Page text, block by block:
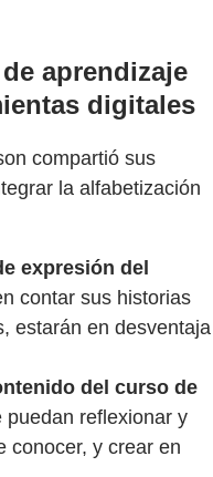
aprendizaje
digitales
compartió sus
la alfabetización
expresión del
contar sus historias
estarán en desventaja
del curso de
puedan reflexionar y
conocer, y crear en